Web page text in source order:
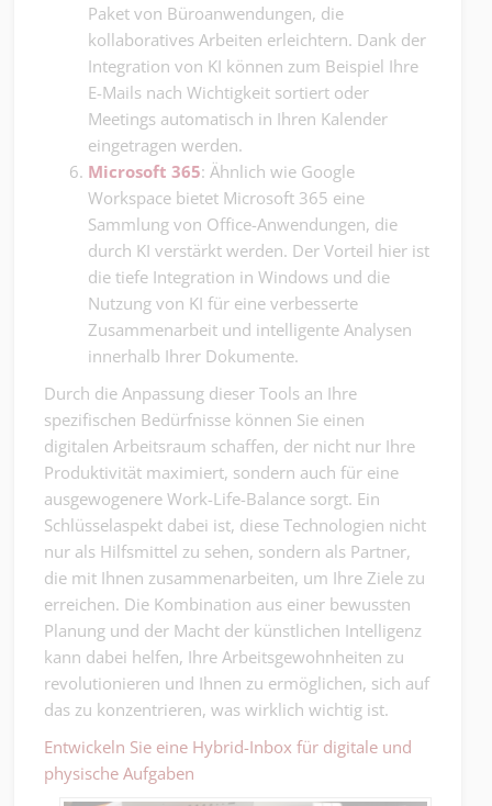
Paket von Büroanwendungen, die
kollaboratives Arbeiten erleichtern. Dank der
Integration von KI können zum Beispiel Ihre
E-Mails nach Wichtigkeit sortiert oder
Meetings automatisch in Ihren Kalender
eingetragen werden.
Microsoft 365: Ähnlich wie Google
Workspace bietet Microsoft 365 eine
Sammlung von Office-Anwendungen, die
durch KI verstärkt werden. Der Vorteil hier ist
die tiefe Integration in Windows und die
Nutzung von KI für eine verbesserte
Zusammenarbeit und intelligente Analysen
innerhalb Ihrer Dokumente.
Durch die Anpassung dieser Tools an Ihre
spezifischen Bedürfnisse können Sie einen
digitalen Arbeitsraum schaffen, der nicht nur Ihre
Produktivität maximiert, sondern auch für eine
ausgewogenere Work-Life-Balance sorgt. Ein
Schlüsselaspekt dabei ist, diese Technologien nicht
nur als Hilfsmittel zu sehen, sondern als Partner,
die mit Ihnen zusammenarbeiten, um Ihre Ziele zu
erreichen. Die Kombination aus einer bewussten
Planung und der Macht der künstlichen Intelligenz
kann dabei helfen, Ihre Arbeitsgewohnheiten zu
revolutionieren und Ihnen zu ermöglichen, sich auf
das zu konzentrieren, was wirklich wichtig ist.
Entwickeln Sie eine Hybrid-Inbox für digitale und
physische Aufgaben